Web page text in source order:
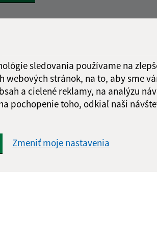
sledovania používame na
webových stránok, na to, aby sme
a cielené reklamy, na analýzu
pochopenie toho, odkiaľ naši
Zmeniť moje nastavenia